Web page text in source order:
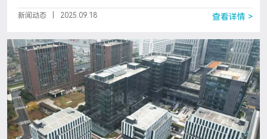
新闻动态 2025.09.18 查看详情 >